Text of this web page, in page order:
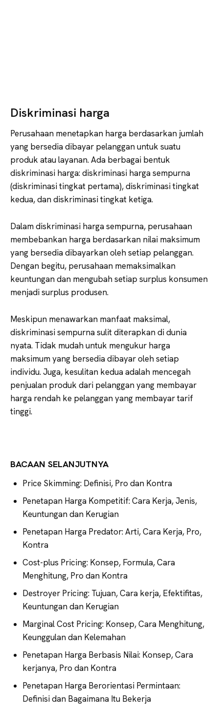
Diskriminasi harga
Perusahaan menetapkan harga berdasarkan jumlah
yang bersedia dibayar pelanggan untuk suatu
produk atau layanan. Ada berbagai bentuk
diskriminasi harga: diskriminasi harga sempurna
(diskriminasi tingkat pertama), diskriminasi tingkat
kedua, dan diskriminasi tingkat ketiga.
Dalam diskriminasi harga sempurna, perusahaan
membebankan harga berdasarkan nilai maksimum
yang bersedia dibayarkan oleh setiap pelanggan.
Dengan begitu, perusahaan memaksimalkan
keuntungan dan mengubah setiap surplus konsumen
menjadi surplus produsen.
Meskipun menawarkan manfaat maksimal,
diskriminasi sempurna sulit diterapkan di dunia
nyata. Tidak mudah untuk mengukur harga
maksimum yang bersedia dibayar oleh setiap
individu. Juga, kesulitan kedua adalah mencegah
penjualan produk dari pelanggan yang membayar
harga rendah ke pelanggan yang membayar tarif
tinggi.
BACAAN SELANJUTNYA
Price Skimming: Definisi, Pro dan Kontra
Penetapan Harga Kompetitif: Cara Kerja, Jenis,
Keuntungan dan Kerugian
Penetapan Harga Predator: Arti, Cara Kerja, Pro,
Kontra
Cost-plus Pricing: Konsep, Formula, Cara
Menghitung, Pro dan Kontra
Destroyer Pricing: Tujuan, Cara kerja, Efektifitas,
Keuntungan dan Kerugian
Marginal Cost Pricing: Konsep, Cara Menghitung,
Keunggulan dan Kelemahan
Penetapan Harga Berbasis Nilai: Konsep, Cara
kerjanya, Pro dan Kontra
Penetapan Harga Berorientasi Permintaan:
Definisi dan Bagaimana Itu Bekerja